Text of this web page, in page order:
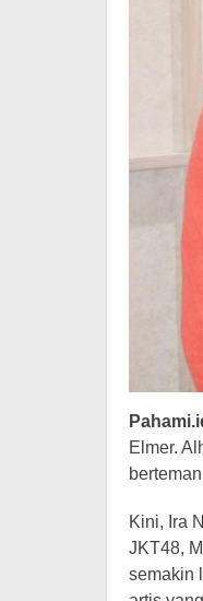
Elmer.
Kini, Ira
JKT48,
semakin